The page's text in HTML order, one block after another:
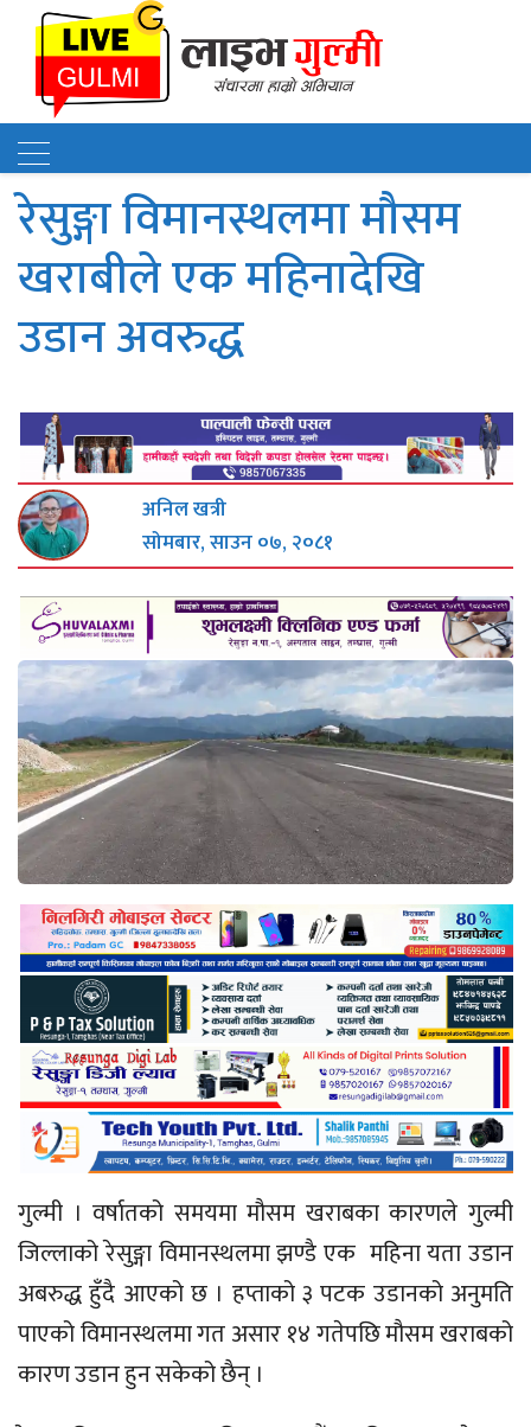
रेसुङ्गा विमानस्थलमा मौसम
खराबीले एक महिनादेखि
उडान अवरुद्ध
अनिल खत्री
सोमबार, साउन ०७, २०८१
गुल्मी । वर्षातको समयमा मौसम खराबका कारणले गुल्मी
जिल्लाको रेसुङ्गा विमानस्थलमा झण्डै एक महिना यता उडान
अबरुद्ध हुँदै आएको छ । हप्ताको ३ पटक उडानको अनुमति
पाएको विमानस्थलमा गत असार १४ गतेपछि मौसम खराबको
कारण उडान हुन सकेको छैन् ।